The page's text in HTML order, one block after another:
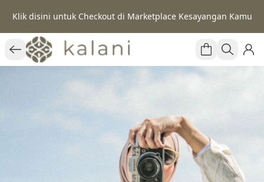
Klik disini untuk Checkout di Marketplace Kesayangan Kamu